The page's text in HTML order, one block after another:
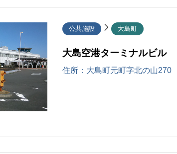
公共施設 大島町
大島空港ターミナルビル
住所： 大島町元町字北の山270